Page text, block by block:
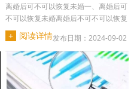
离婚后可不可以恢复未婚一、离婚后可
不可以恢复未婚离婚后不可不可以恢复
未婚，离婚后当事···
+ 阅读详情发布日期：2024-09-02